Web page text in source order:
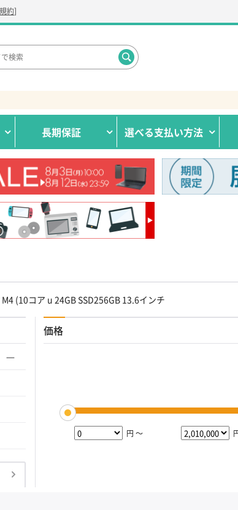
約]
長期保証 選べる支払い方法
(10コア u 24GB SSD256GB 13.6インチ
価格
円 ～